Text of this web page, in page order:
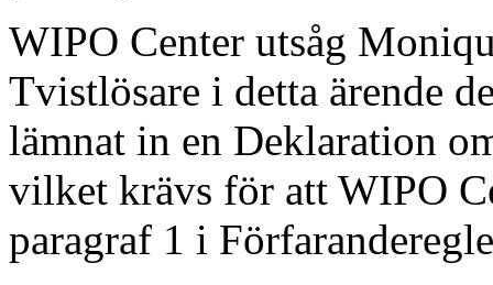
WIPO Center utsåg
Tvistlösare i detta ärende
lämnat in en Deklaration
vilket krävs för att WIPO
paragraf 1 i